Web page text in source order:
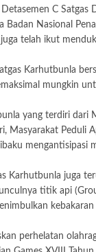
C Satgas
Badan Nasional
telah ikut
Karhutbunla
mungkin
yang terdiri dari
Masyarakat Peduli
mengantisipasi
Karhutbunla juga
titik api
perhelatan